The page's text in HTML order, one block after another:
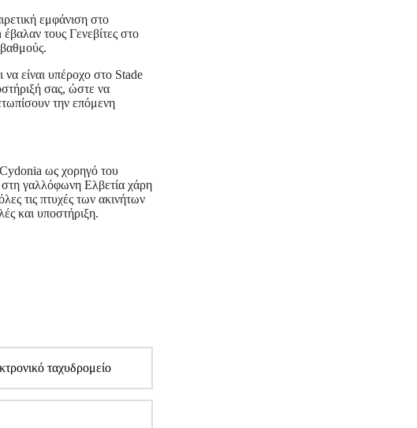
εμφάνιση στο
τους Γενεβίτες στο
είναι υπέροχο στο Stade
σας, ώστε να
την επόμενη
ως χορηγό του
στη γαλλόφωνη Ελβετία χάρη
τις πτυχές των ακινήτων
και υποστήριξη.